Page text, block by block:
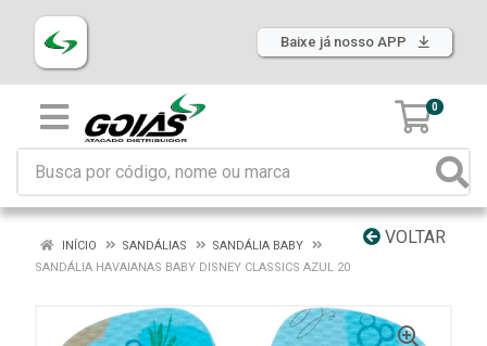
Baixe já nosso APP
0
VOLTAR
INÍCIO SANDÁLIAS
SANDÁLIA BABY
SANDÁLIA HAVAIANAS BABY DISNEY CLASSICS AZUL 20